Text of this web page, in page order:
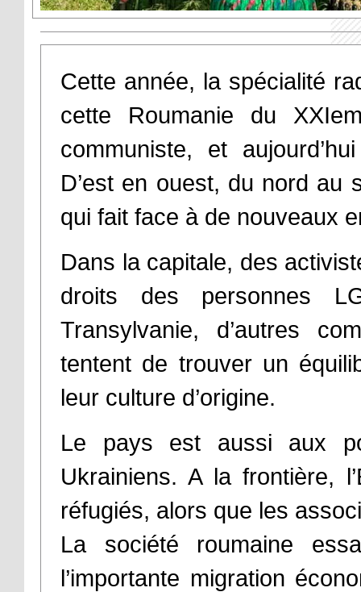
Cette année, la spécialité
cette Roumanie du
communiste, et
D’est en ouest, du nord au
qui fait face à de nouveaux
Dans la capitale, des
droits des personnes
Transylvanie, d’autres
tentent de trouver un
leur culture d’origine.
Le pays est aussi aux
Ukrainiens. A la frontière,
réfugiés, alors que les
La société roumaine
l’importante migration